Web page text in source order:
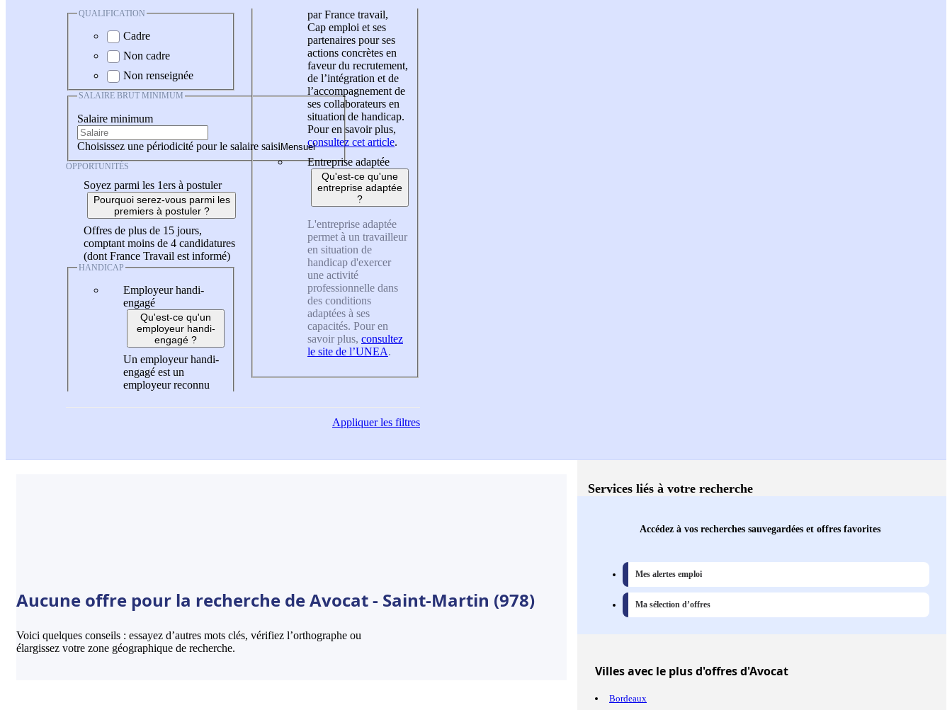
QUALIFICATION
Cadre
Non cadre
Non renseignée
SALAIRE BRUT MINIMUM
Salaire minimum
Choisissez une périodicité pour le salaire saisi
OPPORTUNITÉS
Soyez parmi les 1ers à postuler
Pourquoi serez-vous parmi les
premiers à postuler ?
Offres de plus de 15 jours,
comptant moins de 4 candidatures
(dont France Travail est informé)
HANDICAP
Employeur handi-
engagé
Qu'est-ce qu'un
employeur handi-
engagé ?
Un employeur handi-
engagé est un
employeur reconnu
par France travail,
Cap emploi et ses
partenaires pour ses
actions concrètes en
faveur du recrutement,
de l’intégration et de
l’accompagnement de
ses collaborateurs en
situation de handicap.
Pour en savoir plus,
consultez cet article.
Entreprise adaptée
Qu'est-ce qu'une
entreprise adaptée
?
L'entreprise adaptée
permet à un travailleur
en situation de
handicap d'exercer
une activité
professionnelle dans
des conditions
adaptées à ses
capacités. Pour en
savoir plus, consultez
le site de l’UNEA.
Appliquerles filtres
Aucune offre pour la recherche de Avocat - Saint-Martin (978)
Voici quelques conseils : essayez d’autres mots clés, vérifiez l’orthographe ou
élargissez votre zone géographique de recherche.
Services liés à votre recherche
Accédez à vos recherches sauvegardées et offres favorites
Mes alertes emploi
Ma sélection d’offres
Villesavec le plus d'offres d'Avocat
Bordeaux